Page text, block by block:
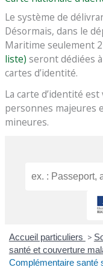
Le système de
Désormais, dans le
Maritime seulement
liste) seront dédiées
cartes d’identité.
La carte d’identité
personnes majeures
mineures.
Accueil particuliers >
santé et couverture
Complémentaire santé